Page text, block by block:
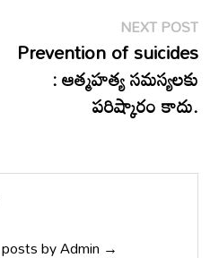
NEXT POST
Prevention of suicides
: ఆత్మహత్య సమస్యలకు
పరిష్కారం కాదు.
by Admin →